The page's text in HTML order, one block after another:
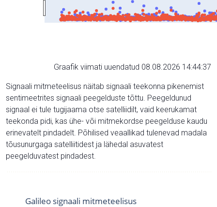
Graafik viimati uuendatud 08.08.2026 14:44:37
Signaali mitmeteelisus näitab signaali teekonna pikenemist
sentimeetrites signaali peegelduste tõttu. Peegeldunud
signaal ei tule tugijaama otse satelliidilt, vaid keerukamat
teekonda pidi, kas ühe- või mitmekordse peegelduse kaudu
erinevatelt pindadelt. Põhilised veaallikad tulenevad madala
tõusunurgaga satelliitidest ja lähedal asuvatest
peegelduvatest pindadest.
Galileo signaali mitmeteelisus